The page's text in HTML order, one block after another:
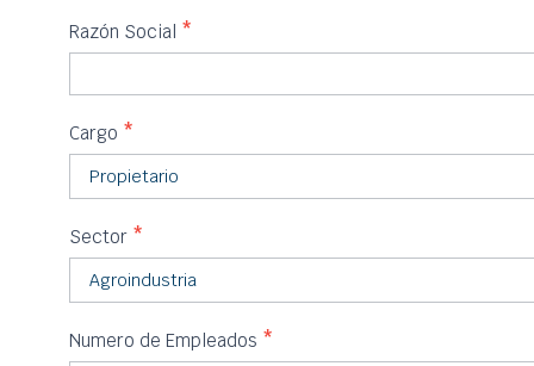
Razón Social *
Cargo *
Sector *
Numero de Empleados *